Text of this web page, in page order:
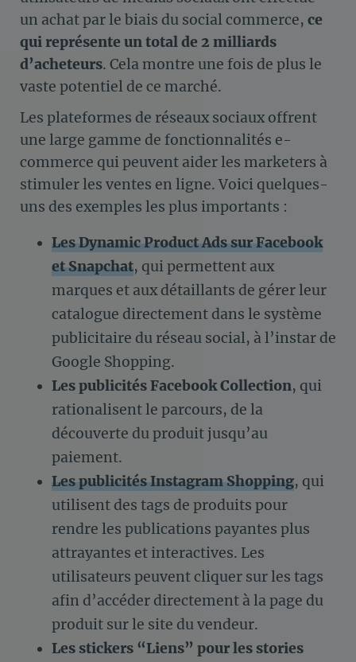
un achat par le biais du social commerce, ce
qui représente un total de 2 milliards
d’acheteurs. Cela montre une fois de plus le
vaste potentiel de ce marché.
Les plateformes de réseaux sociaux offrent
une large gamme de fonctionnalités e-
commerce qui peuvent aider les marketers à
stimuler les ventes en ligne. Voici quelques-
uns des exemples les plus importants :
Les Dynamic Product Ads sur Facebook
et Snapchat, qui permettent aux
marques et aux détaillants de gérer leur
catalogue directement dans le système
publicitaire du réseau social, à l’instar de
Google Shopping.
Les publicités Facebook Collection, qui
rationalisent le parcours, de la
découverte du produit jusqu’au
paiement.
Les publicités Instagram Shopping, qui
utilisent des tags de produits pour
rendre les publications payantes plus
attrayantes et interactives. Les
utilisateurs peuvent cliquer sur les tags
afin d’accéder directement à la page du
produit sur le site du vendeur.
Les stickers “Liens” pour les stories